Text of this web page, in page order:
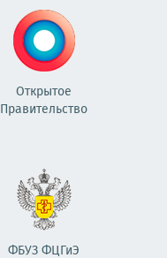
Открытое
Правительство
ФБУЗ ФЦГиЭ